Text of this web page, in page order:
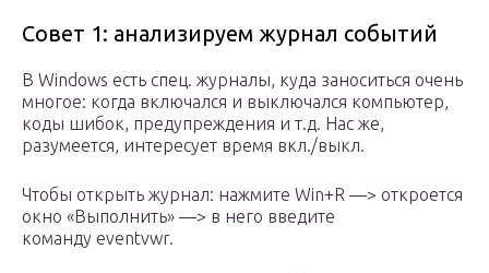
Совет 1: анализируем журнал событий
В Windows есть спец. журналы, куда заноситься очень
многое: когда включался и выключался компьютер,
коды шибок, предупреждения и т.д. Нас же,
разумеется, интересует время вкл./выкл.
Чтобы открыть журнал: нажмите Win+R —> откроется
окно «Выполнить» —> в него введите
команду eventvwr.